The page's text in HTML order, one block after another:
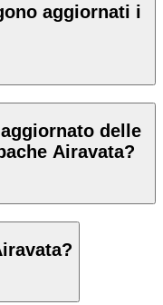
aggiornati i
delle
Airavata?